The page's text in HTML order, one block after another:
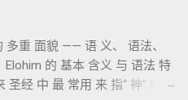
、祭司制度与敬拜秩序 亚伦与
都必须与神的圣洁相称。 祭
者与百姓的代求者 。他们的失
立刻带来神的审判（利10
异）： 《守望者之书》（1–
，以及神对其囚禁与审判。
：频繁出现“ 那位人子/拣选
。 《天文之书》（72–82） ：
的 基本 含义 与 语法 特